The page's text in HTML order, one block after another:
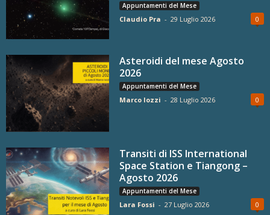
Appuntamenti del Mese
Claudio Pra - 29 Luglio 2026 0
Asteroidi del mese Agosto
2026
Appuntamenti del Mese
Marco Iozzi - 28 Luglio 2026 0
Transiti di ISS International
Space Station e Tiangong –
Agosto 2026
Appuntamenti del Mese
Lara Fossi - 27 Luglio 2026 0